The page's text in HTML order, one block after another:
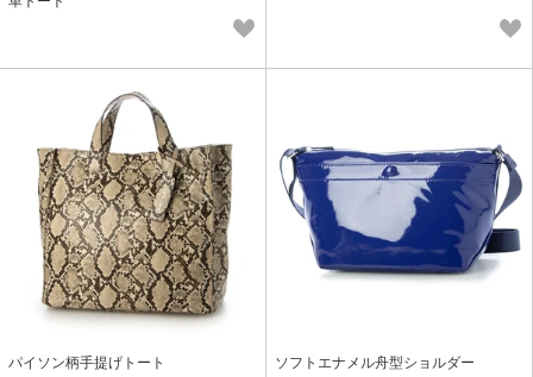
パイソン柄手提げトート ソフトエナメル舟型ショルダー